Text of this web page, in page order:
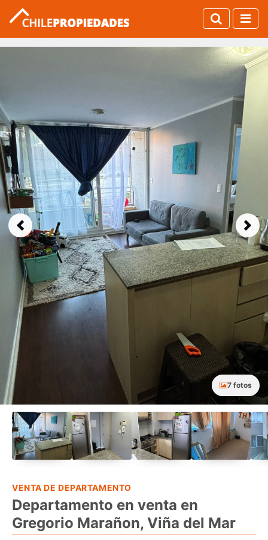
Previous Next
7 fotos
VENTA DE DEPARTAMENTO
Departamento en venta en
Gregorio Marañon, Viña del Mar